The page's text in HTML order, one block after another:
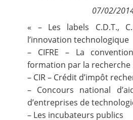
07/02/
« – Les labels C.D.T.,
l’innovation technologique
– CIFRE – La
formation par la recherche
– CIR – Crédit d’impôt
– Concours national
d’entreprises de
– Les incubateurs publics